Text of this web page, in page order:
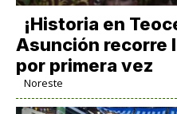
​¡Historia en
Asunción recorre
por primera vez
Noreste